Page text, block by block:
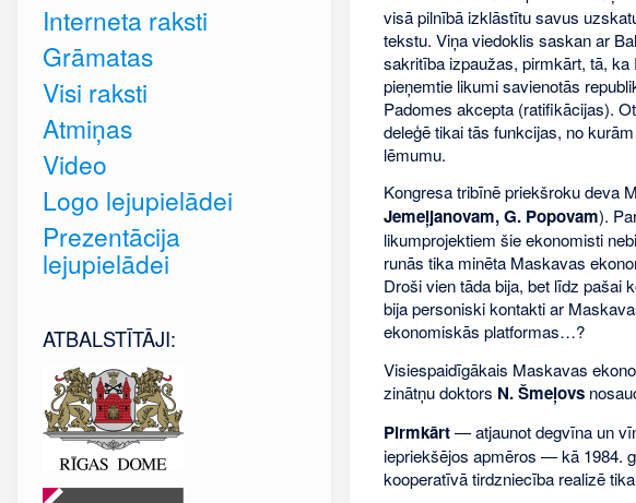
visā pilnībā izklāstītu savus
tekstu. Viņa viedoklis saskan ar
sakritība izpaužas, pirmkārt, tā,
pieņemtie likumi savienotās
Padomes akcepta (ratifikācijas).
deleģē tikai tās funkcijas, no
lēmumu.
Kongresa tribīnē priekšroku deva
Jemeļjanovam, G. Popovam).
likumprojektiem šie ekonomisti
runās tika minēta Maskavas
Droši vien tāda bija, bet līdz pašai
bija personiski kontakti ar
ekonomiskās platformas…?
Visiespaidīgākais Maskavas
zinātņu doktors N. Šmeļovs
Pirmkārt— atjaunot degvīna un
iepriekšējos apmēros — kā 1984.
kooperatīvā tirdzniecība realizē
Interneta raksti
Grāmatas
Visi raksti
Atmiņas
Video
Logo lejupielādei
Prezentācija
lejupielādei
ATBALSTĪTĀJI: